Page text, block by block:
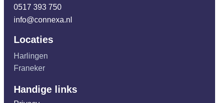
0517 393 750
info@connexa.nl
Locaties
Harlingen
Franeker
Handige links